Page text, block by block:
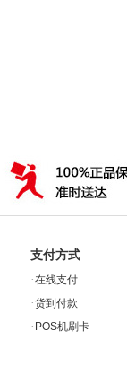
支付方式
·在线支付
·货到付款
· POS机刷卡